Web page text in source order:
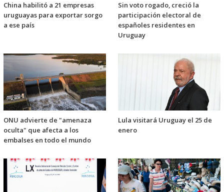
China habilitó a 21 empresas
uruguayas para exportar sorgo
a ese país
Sin voto rogado, creció la
participación electoral de
españoles residentes en
Uruguay
ONU advierte de "amenaza
oculta" que afecta a los
embalses en todo el mundo
Lula visitará Uruguay el 25 de
enero